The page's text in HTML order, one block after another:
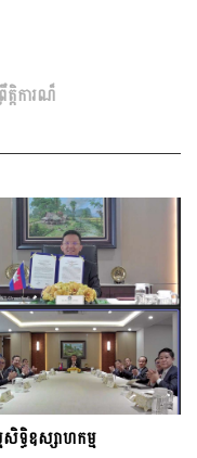
ត្តិការណ៏
សិទ្ធិឧស្សាហកម្ម